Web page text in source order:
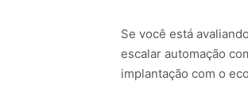
Se você está
escalar automação
implantação com o